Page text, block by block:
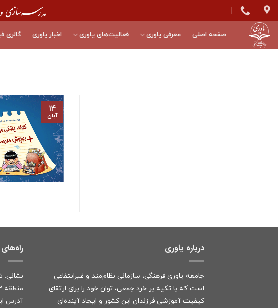
Skip
to
content
صفحه اصلی معرفی یاوری فعالیت‌های یاوری اخبار یاوری گالری
۱۴
آبان
درباره یاوری
جامعه یاوری فرهنگی، سازمانی نظام‌مند و غیرانتفاعی
است که با تکیه بر خرد جمعی، توان خود را برای ارتقای
کیفیت آموزشی فرزندان این کشور و ایجاد آینده‌ای
نشانی:
منطقه ۳، خیابان کوشا، میدان جوانان، پلاک ۵
آدرس